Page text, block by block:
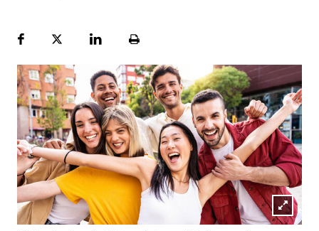
FacebookPlattformLinekdInSeite
Lightbox